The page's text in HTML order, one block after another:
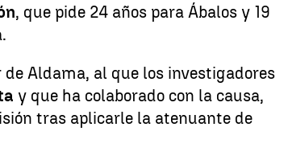
, que pide 24 años para Ábalos y 19
de Aldama, al que los investigadores
y que ha colaborado con la causa,
tras aplicarle la atenuante de